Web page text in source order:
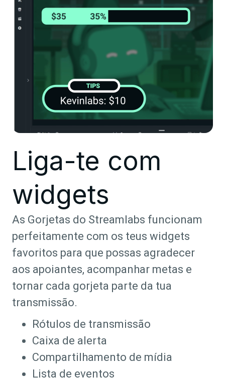
Liga-te com
widgets
As Gorjetas do Streamlabs funcionam
perfeitamente com os teus widgets
favoritos para que possas agradecer
aos apoiantes, acompanhar metas e
tornar cada gorjeta parte da tua
transmissão.
Rótulos de transmissão
Caixa de alerta
Compartilhamento de mídia
Lista de eventos